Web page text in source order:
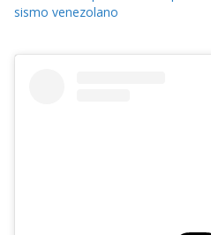
sismo venezolano